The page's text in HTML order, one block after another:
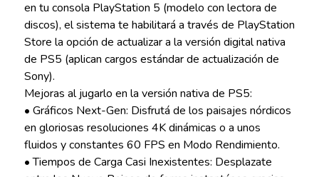
en tu consola PlayStation 5 (modelo con lectora de
discos), el sistema te habilitará a través de PlayStation
Store la opción de actualizar a la versión digital nativa
de PS5 (aplican cargos estándar de actualización de
Sony).
Mejoras al jugarlo en la versión nativa de PS5:
• Gráficos Next-Gen: Disfrutá de los paisajes nórdicos
en gloriosas resoluciones 4K dinámicas o a unos
fluidos y constantes 60 FPS en Modo Rendimiento.
• Tiempos de Carga Casi Inexistentes: Desplazate